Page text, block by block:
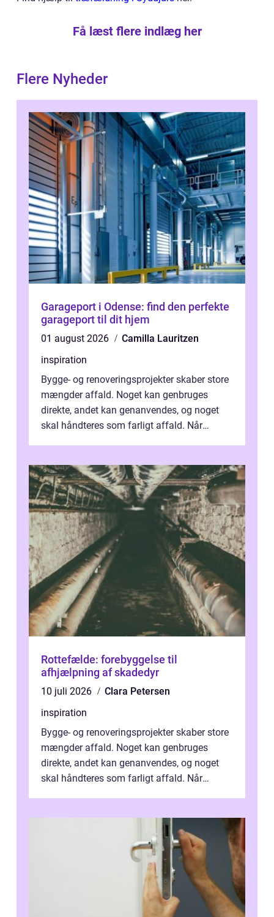
Få læst flere indlæg her
Flere Nyheder
Garageport i Odense: find den perfekte
garageport til dit hjem
01 august 2026
Camilla Lauritzen
inspiration
Bygge- og renoveringsprojekter skaber store
mængder affald. Noget kan genbruges
direkte, andet kan genanvendes, og noget
skal håndteres som farligt affald. Når
Rottefælde: forebyggelse til
afhjælpning af skadedyr
10 juli 2026
Clara Petersen
inspiration
Bygge- og renoveringsprojekter skaber store
mængder affald. Noget kan genbruges
direkte, andet kan genanvendes, og noget
skal håndteres som farligt affald. Når